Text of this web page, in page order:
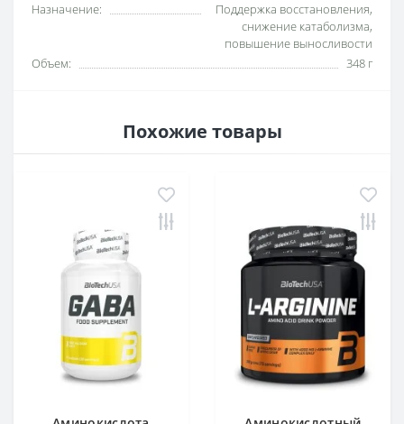
Назначение:
Поддержка восстановления,
снижение катаболизма,
повышение выносливости
Объем:
348 г
Похожие товары